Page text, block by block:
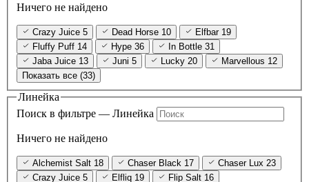
Ничего не найдено
Crazy Juice 5 Dead Horse 10 Elfbar 19
Fluffy Puff 14 Hype 36 In Bottle 31
Jaba Juice 13 Juni 5 Lucky 20 Marvellous 12
Показать все (33)
Линейка
Поиск в фильтре — Линейка
Ничего не найдено
Alchemist Salt 18 Chaser Black 17 Chaser Lux 23
Crazy Juice 5 Elfliq 19 Flip Salt 16